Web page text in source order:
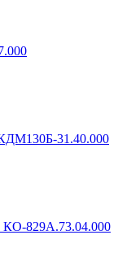
31.40.000
КО-829А.73.04.000